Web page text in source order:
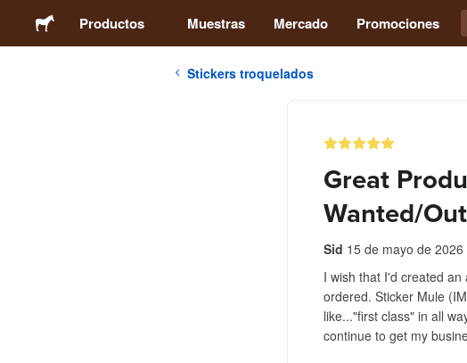
Productos Muestras Mercado Promociones
Stickers troquelados
Great
Wanted/
Sid 15 de mayo de 2026
I wish that I'd created
ordered. Sticker Mule
like..."first class" in all
continue to get my